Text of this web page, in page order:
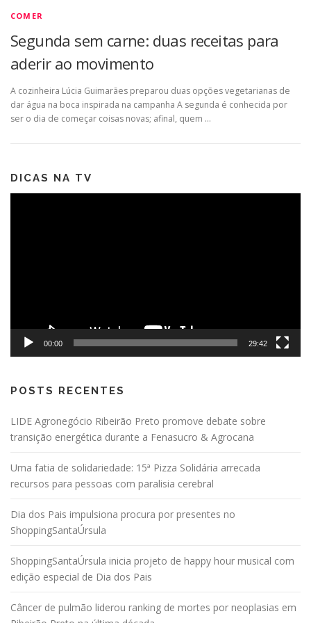
COMER
Segunda sem carne: duas receitas para
aderir ao movimento
A cozinheira Lúcia Guimarães preparou duas opções vegetarianas de
dar água na boca inspirada na campanha A segunda é conhecida por
ser o dia de começar coisas novas; afinal, quem …
DICAS NA TV
00:00 29:42
POSTS RECENTES
LIDE Agronegócio Ribeirão Preto promove debate sobre
transição energética durante a Fenasucro & Agrocana
Uma fatia de solidariedade: 15ª Pizza Solidária arrecada
recursos para pessoas com paralisia cerebral
Dia dos Pais impulsiona procura por presentes no
ShoppingSantaÚrsula
ShoppingSantaÚrsula inicia projeto de happy hour musical com
edição especial de Dia dos Pais
Câncer de pulmão liderou ranking de mortes por neoplasias em